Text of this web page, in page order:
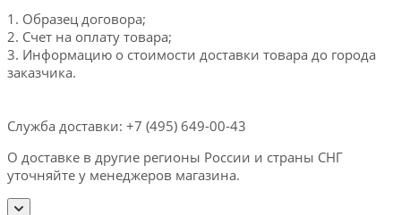
1. Образец договора;
2. Счет на оплату товара;
3. Информацию о стоимости доставки товара до города
заказчика.
Служба доставки: +7 (495) 649-00-43
О доставке в другие регионы России и страны СНГ
уточняйте у менеджеров магазина.